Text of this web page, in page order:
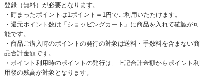
登録（無料）が必要となります。
・貯まったポイントは1ポイント＝1円でご利用いただけます。
・還元ポイント数は「ショッピングカート」に商品を入れて確認が可
能です。
・商品ご購入時のポイントの発行の対象は送料・手数料を含まない商
品合計金額です。
・ポイント利用時のポイントの発行は、上記合計金額からポイント利
用後の残高が対象となります。